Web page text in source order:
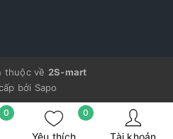
0
Yêu thích
0
Tài khoản
thuộc về 2S-mart
bởi Sapo